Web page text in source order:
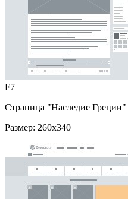
F7
Страница "Наследие Греции"
Размер: 260x340